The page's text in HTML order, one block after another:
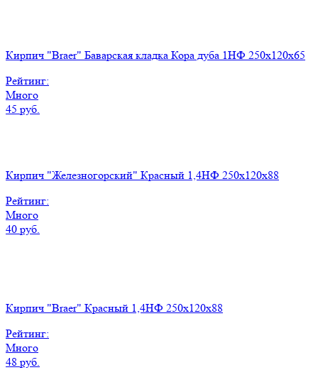
Кирпич "Braer" Баварская кладка Кора дуба 1НФ 250х120х65
Рейтинг:
Много
45 руб.
Кирпич "Железногорский" Красный 1,4НФ 250х120х88
Рейтинг:
Много
40 руб.
Кирпич "Braer" Красный 1,4НФ 250х120х88
Рейтинг:
Много
48 руб.